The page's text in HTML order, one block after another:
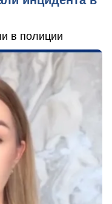
в полиции